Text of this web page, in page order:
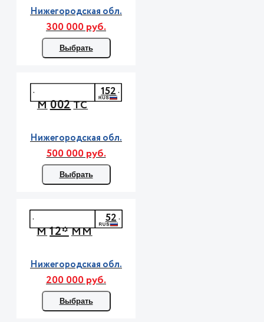
Нижегородская обл.
300 000 руб.
Выбрать
М002ТС
152
Нижегородская обл.
500 000 руб.
Выбрать
М12*ММ
52
Нижегородская обл.
200 000 руб.
Выбрать